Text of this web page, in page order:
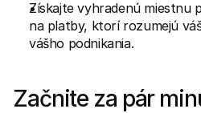
Získajte vyhradenú miestnu
na platby, ktorí rozumejú
vášho podnikania.
Začnite za pár